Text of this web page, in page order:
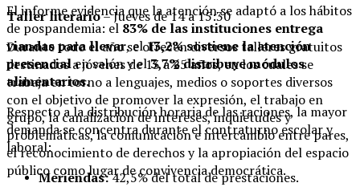
Taller literario– Jueves de 14 a 15:30
Durante todo el año se ofrecen diversos talleres gratuitos
destinados a jóvenes de 13 a 25 años, en los cuales se
trabaja en torno a lenguajes, medios o soportes diversos
con el objetivo de promover la expresión, el trabajo en
grupo, la canalización de intereses, inquietudes y
problemáticas, la comunicación e intercambio entre pares,
el reconocimiento de derechos y la apropiación del espacio
público como lugar de convivencia democrática.
El informe evidencia que la atención se adaptó a los hábitos
de pospandemia: el 83% de las instituciones entrega
viandas para llevar, el13,2% sostiene la atención
presencialen salón y el3,7% distribuye módulos
alimentarios.
Respecto a la distribución horaria de las raciones, la mayor
demanda se concentra durante el contraturno escolar y
laboral:
Meriendas:42,5% del total de prestaciones.